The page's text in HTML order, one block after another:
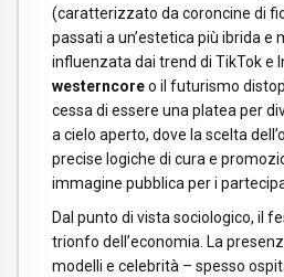
(caratterizzato da coroncine di
passati a un’estetica più ibrida
influenzata dai trend di TikTok e
westerncoreo il futurismo
cessa di essere una platea per
a cielo aperto, dove la scelta
precise logiche di cura e
immagine pubblica per i
Dal punto di vista sociologico, il
trionfo dell’economia. La
modelli e celebrità – spesso